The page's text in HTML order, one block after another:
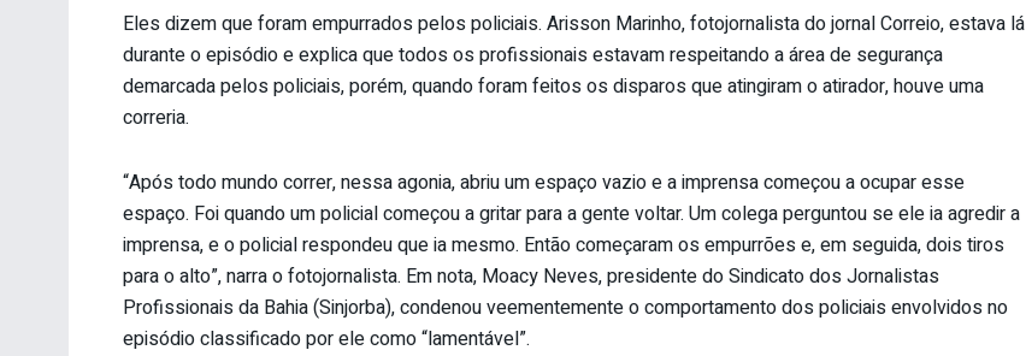
Eles dizem que foram empurrados pelos policiais. Arisson Marinho, fotojornalista do jornal Correio, estava lá
durante o episódio e explica que todos os profissionais estavam respeitando a área de segurança
demarcada pelos policiais, porém, quando foram feitos os disparos que atingiram o atirador, houve uma
correria.
“Após todo mundo correr, nessa agonia, abriu um espaço vazio e a imprensa começou a ocupar esse
espaço. Foi quando um policial começou a gritar para a gente voltar. Um colega perguntou se ele ia agredir a
imprensa, e o policial respondeu que ia mesmo. Então começaram os empurrões e, em seguida, dois tiros
para o alto”, narra o fotojornalista. Em nota, Moacy Neves, presidente do Sindicato dos Jornalistas
Profissionais da Bahia (Sinjorba), condenou veementemente o comportamento dos policiais envolvidos no
episódio classificado por ele como “lamentável”.